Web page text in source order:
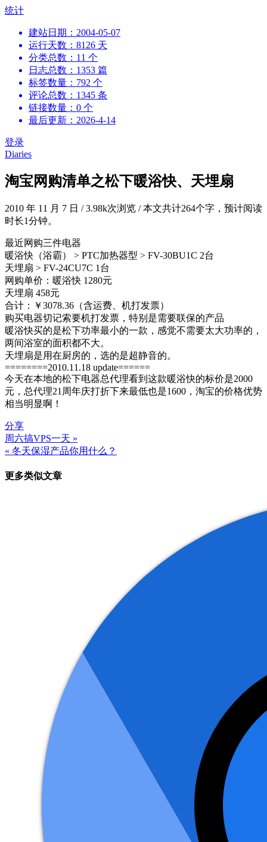
跳
统计
建站日期：2004-05-07
运行天数：8126 天
分类总数：11 个
日志总数：1353 篇
标签数量：792 个
评论总数：1345 条
链接数量：0 个
最后更新：2026-4-14
登录
Diaries
淘宝网购清单之松下暖浴快、天埋扇
2010 年 11 月 7 日 /3.98k次浏览 /本文共计264个字，预计阅读
时长1分钟。
最近网购三件电器
暖浴快（浴霸） > PTC加热器型 > FV-30BU1C 2台
天埋扇 > FV-24CU7C 1台
网购单价：暖浴快 1280元
天埋扇 458元
合计：￥3078.36（含运费、机打发票）
购买电器切记索要机打发票，特别是需要联保的产品
暖浴快买的是松下功率最小的一款，感觉不需要太大功率的，
两间浴室的面积都不大。
天埋扇是用在厨房的，选的是超静音的。
========2010.11.18 update======
今天在本地的松下电器总代理看到这款暖浴快的标价是2000
元，总代理21周年庆打折下来最低也是1600，淘宝的价格优势
相当明显啊！
分享
文
章
导
周六搞VPS一天 »
« 冬天保湿产品你用什么？
更多类似文章